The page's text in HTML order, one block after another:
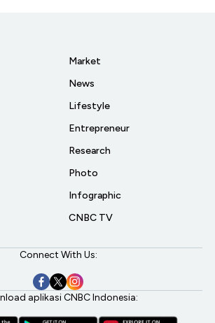
Market
News
Lifestyle
Entrepreneur
Research
Photo
Infographic
CNBC TV
Connect With Us:
aplikasi CNBC Indonesia: